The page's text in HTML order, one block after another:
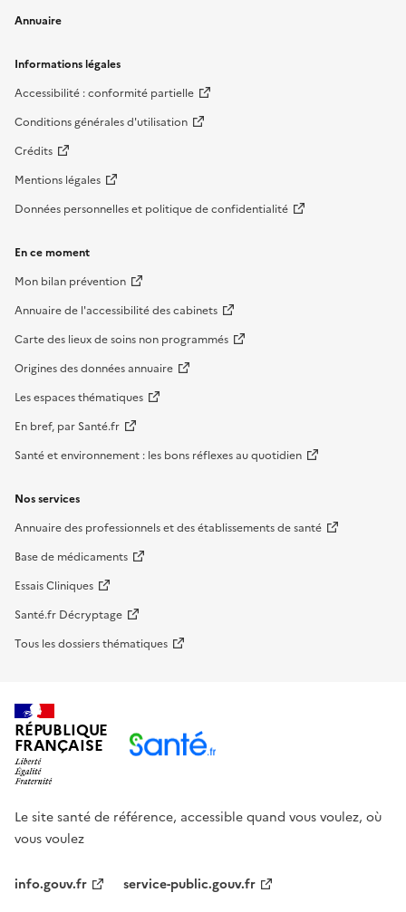
Annuaire
Informations légales
Accessibilité : conformité partielle
Conditions générales d'utilisation
Crédits
Mentions légales
Données personnelles et politique de confidentialité
En ce moment
Mon bilan prévention
Annuaire de l'accessibilité des cabinets
Carte des lieux de soins non programmés
Origines des données annuaire
Les espaces thématiques
En bref, par Santé.fr
Santé et environnement : les bons réflexes au quotidien
Nos services
Annuaire des professionnels et des établissements de santé
Base de médicaments
Essais Cliniques
Santé.fr Décryptage
Tous les dossiers thématiques
RÉPUBLIQUE
FRANÇAISE
Le site santé de référence, accessible quand vous voulez, où
vous voulez
info.gouv.fr
service-public.gouv.fr